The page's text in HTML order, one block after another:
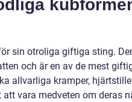
sin otroliga giftiga sting.
och är en av de mest
allvarliga kramper,
vara medveten om deras